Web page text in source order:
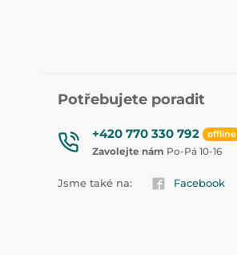
Potřebujete poradit
+420 770 330 792 offline
Zavolejte nám Po-Pá 10-16
Jsme také na: Facebook